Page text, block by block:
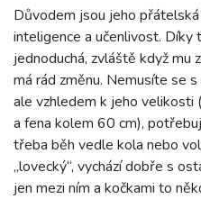
Důvodem jsou jeho
inteligence a učenlivost. Díky
jednoduchá, zvláště když
má rád změnu. Nemusíte se
ale vzhledem k jeho velikosti
a fena kolem 60 cm),
třeba běh vedle kola nebo
„lovecký“, vychází dobře s
jen mezi ním a kočkami to